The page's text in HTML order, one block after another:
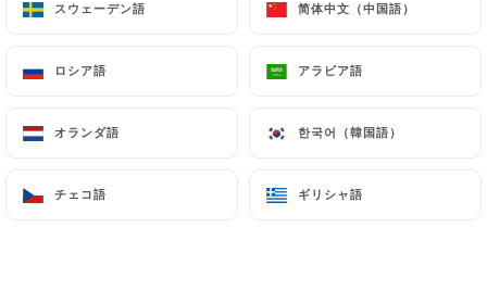
スウェーデン語 简体中文（中国語）
ロシア語 アラビア語
オランダ語 한국어（韓国語）
チェコ語 ギリシャ語
スウェーデン語 简体中文（中国語）
ロシア語 アラビア語
オランダ語 한국어（韓国語）
チェコ語 ギリシャ語